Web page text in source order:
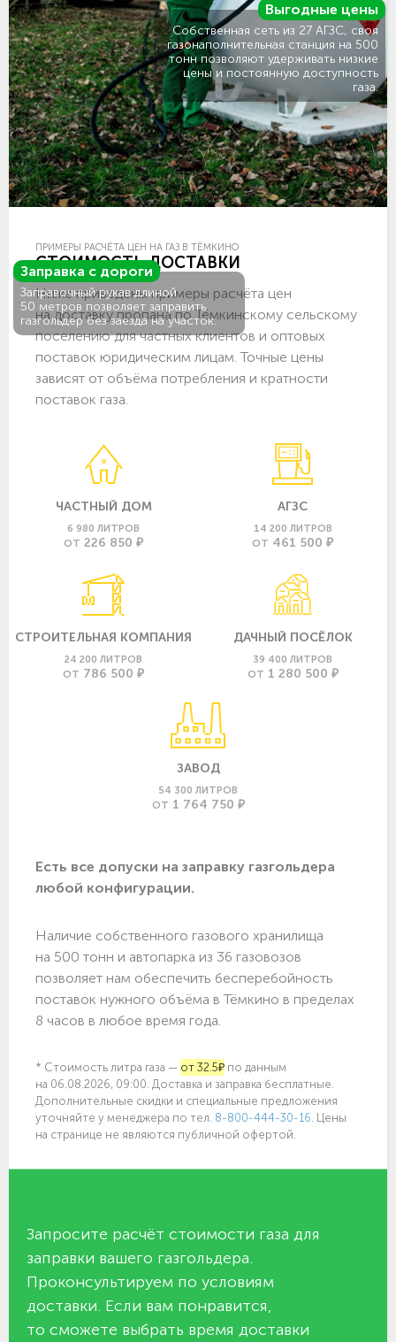
Заправка с дороги
Заправочный рукав длиной
50 метров позволяет заправить
газгольдер без заезда на участок.
Выгодные цены
Собственная сеть из 27 АГЗС, своя
газонаполнительная станция на 500
тонн позволяют удерживать низкие
цены и постоянную доступность
газа.
ПРИМЕРЫ РАСЧЁТА ЦЕН НА ГАЗ В ТЁМКИНО
СТОИМОСТЬ ДОСТАВКИ
Ниже приведены примеры расчёта цен
на доставку пропана по Тёмкинскому сельскому
поселению для частных клиентов и оптовых
поставок юридическим лицам. Точные цены
зависят от объёма потребления и кратности
поставок газа.
ЧАСТНЫЙ ДОМ
6 980 ЛИТРОВ
ОТ 226 850 ₽
АГЗС
14 200 ЛИТРОВ
ОТ 461 500 ₽
СТРОИТЕЛЬНАЯ КОМПАНИЯ
24 200 ЛИТРОВ
ОТ 786 500 ₽
ДАЧНЫЙ ПОСЁЛОК
39 400 ЛИТРОВ
ОТ 1 280 500 ₽
ЗАВОД
54 300 ЛИТРОВ
ОТ 1 764 750 ₽
Есть все допуски нa заправку газгольдера
любой конфигурации.
Наличие собственного газового хранилища
на 500 тонн и автопарка из 36 газовозов
позволяет нам обеспечить бесперебойность
поставок нужного объёма в Тёмкино в пределах
8 часов в любое время года.
* Стоимость литра газа — от 32.5₽ по данным
на 06.08.2026, 09:00. Доставка и заправка бесплатные.
Дополнительные скидки и специальные предложения
уточняйте у менеджера по тел. 8-800-444-30-16 . Цены
на странице не являются публичной офертой.
Запросите расчёт стоимости газа для
заправки вашего газгольдера.
Проконсультируем по условиям
доставки. Если вам понравится,
то сможете выбрать время доставки